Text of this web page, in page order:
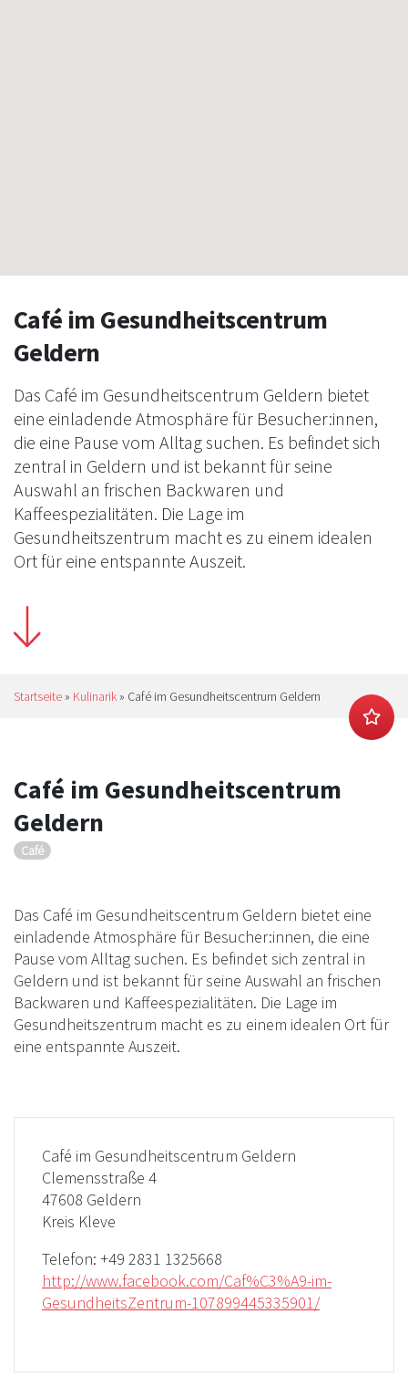
Café im Gesundheitscentrum
Geldern
Das Café im Gesundheitscentrum Geldern bietet
eine einladende Atmosphäre für Besucher:innen,
die eine Pause vom Alltag suchen. Es befindet sich
zentral in Geldern und ist bekannt für seine
Auswahl an frischen Backwaren und
Kaffeespezialitäten. Die Lage im
Gesundheitszentrum macht es zu einem idealen
Ort für eine entspannte Auszeit.
Startseite » Kulinarik » Café im Gesundheitscentrum Geldern
Café im Gesundheitscentrum
Geldern
Café
Das Café im Gesundheitscentrum Geldern bietet eine
einladende Atmosphäre für Besucher:innen, die eine
Pause vom Alltag suchen. Es befindet sich zentral in
Geldern und ist bekannt für seine Auswahl an frischen
Backwaren und Kaffeespezialitäten. Die Lage im
Gesundheitszentrum macht es zu einem idealen Ort für
eine entspannte Auszeit.
Café im Gesundheitscentrum Geldern
Clemensstraße 4
47608 Geldern
Kreis Kleve
Telefon: +49 2831 1325668
http://www.facebook.com/Caf%C3%A9-im-
GesundheitsZentrum-107899445335901/